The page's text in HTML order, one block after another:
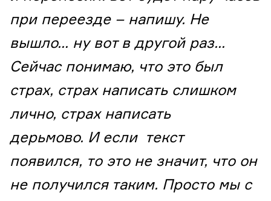
при переезде – напишу. Не
вышло… ну вот в другой раз…
Сейчас понимаю, что это был
страх, страх написать слишком
лично, страх написать
дерьмово. И если текст
появился, то это не значит, что он
не получился таким. Просто мы с